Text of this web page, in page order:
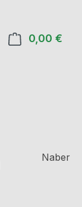
0,00 €
Naber